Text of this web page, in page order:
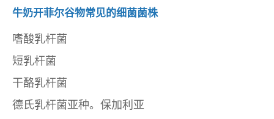
牛奶开菲尔谷物常见的细菌菌株
嗜酸乳杆菌
短乳杆菌
干酪乳杆菌
德氏乳杆菌亚种。保加利亚